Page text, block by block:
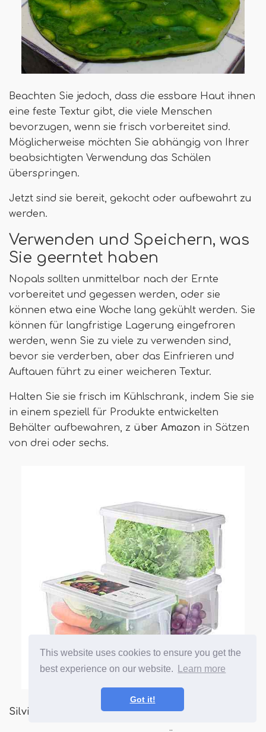
This website uses cookies to ensure you get the
best experience on our website.
Learn more
Got it!
Beachten Sie jedoch, dass die essbare Haut ihnen
eine feste Textur gibt, die viele Menschen
bevorzugen, wenn sie frisch vorbereitet sind.
Möglicherweise möchten Sie abhängig von Ihrer
beabsichtigten Verwendung das Schälen
überspringen.
Jetzt sind sie bereit, gekocht oder aufbewahrt zu
werden.
Verwenden und Speichern, was
Sie geerntet haben
Nopals sollten unmittelbar nach der Ernte
vorbereitet und gegessen werden, oder sie
können etwa eine Woche lang gekühlt werden. Sie
können für langfristige Lagerung eingefroren
werden, wenn Sie zu viele zu verwenden sind,
bevor sie verderben, aber das Einfrieren und
Auftauen führt zu einer weicheren Textur.
Halten Sie sie frisch im Kühlschrank, indem Sie sie
in einem speziell für Produkte entwickelten
Behälter aufbewahren, z über Amazon in Sätzen
von drei oder sechs.
Silvio FreshWorks produzieren Sparerbehälter